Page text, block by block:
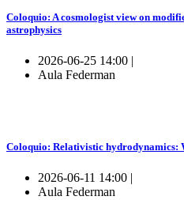
Coloquio: A cosmologist view on
astrophysics
2026-06-25 14:00 |
Aula Federman
Coloquio: Relativistic hydrodynamics:
2026-06-11 14:00 |
Aula Federman